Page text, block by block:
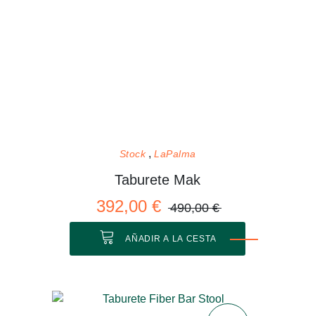
Stock LaPalma
Taburete Mak
392,00 € 490,00 €
AÑADIR A LA CESTA